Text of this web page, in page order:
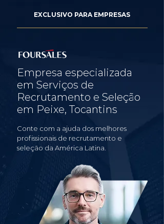
EXCLUSIVO PARA EMPRESAS
Empresa especializada
em Serviços de
Recrutamento e Seleção
em Peixe, Tocantins
Conte com a ajuda dos melhores
profissionais de recrutamento e
seleção da América Latina.